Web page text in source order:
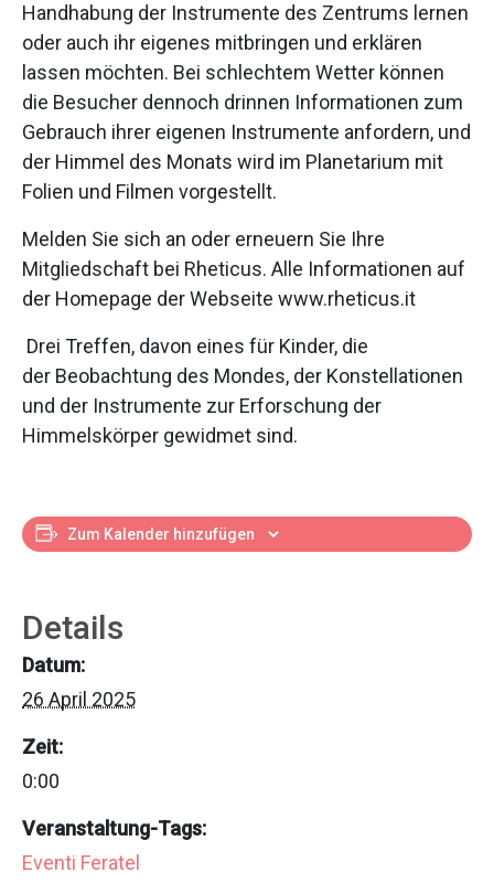
Handhabung der Instrumente des Zentrums lernen
oder auch ihr eigenes mitbringen und erklären
lassen möchten. Bei schlechtem Wetter können
die Besucher dennoch drinnen Informationen zum
Gebrauch ihrer eigenen Instrumente anfordern, und
der Himmel des Monats wird im Planetarium mit
Folien und Filmen vorgestellt.
Melden Sie sich an oder erneuern Sie Ihre
Mitgliedschaft bei Rheticus. Alle Informationen auf
der Homepage der Webseite www.rheticus.it
Drei Treffen, davon eines für Kinder, die
der Beobachtung des Mondes, der Konstellationen
und der Instrumente zur Erforschung der
Himmelskörper gewidmet sind.
Zum Kalender hinzufügen
Details
Datum:
26 April 2025
Zeit:
0:00
Veranstaltung-Tags:
Eventi Feratel